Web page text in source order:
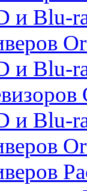
и Blu-
и Blu-
и Blu-